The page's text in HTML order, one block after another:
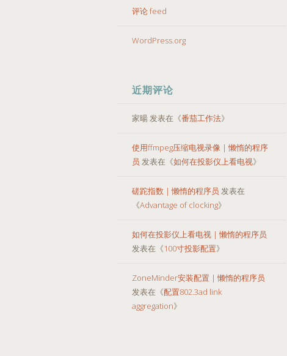
评论 feed
WordPress.org
近期评论
家暘发表在《番茄工作法》
使用ffmpeg压缩电视录像 | 懒惰的程序
员 发表在《如何在投影仪上看电视》
磋跎指数 | 懒惰的程序员 发表在
《Advantage of clocking》
如何在投影仪上看电视 | 懒惰的程序员
发表在《100寸投影配置》
ZoneMinder安装配置 | 懒惰的程序员
发表在《配置802.3ad link
aggregation》